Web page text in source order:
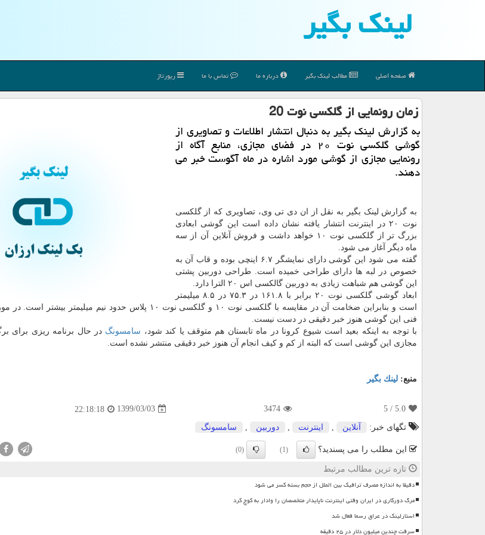
لینك بگیر
صفحه اصلی مطالب لینك بگیر درباره ما تماس با ما رپورتاژ
زمان رونمایی از گلكسی نوت 20
به گزارش لینك بگیر به دنبال انتشار اطلاعات و تصاویری از
گوشی گلكسی نوت ۲۰ در فضای مجازی، منابع آگاه از
رونمایی مجازی از گوشی مورد اشاره در ماه آگوست خبر می
دهند.
به گزارش لینک بگیر به نقل از ان دی تی وی، تصاویری که از گلکسی
نوت ۲۰ در اینترنت انتشار یافته نشان داده است این گوشی ابعادی
بزرگ تر از گلکسی نوت ۱۰ خواهد داشت و فروش آنلاین آن از سه
ماه دیگر آغاز می شود.
گفته می شود این گوشی دارای نمایشگر ۶.۷ اینچی بوده و قاب آن به
خصوص در لبه ها دارای طراحی خمیده است. طراحی دوربین پشتی
این گوشی هم شباهت زیادی به دوربین گالکسی اس ۲۰ الترا دارد.
ابعاد گوشی گلکسی نوت ۲۰ برابر با ۱۶۱.۸ در ۷۵.۳ در ۸.۵ میلیمتر
است و بنابراین ضخامت آن در مقایسه با گلکسی نوت ۱۰ و گلکسی نوت ۱۰ پلاس حدود
فنی این گوشی هنوز خبر دقیقی در دست نیست.
با توجه به اینکه بعید است شیوع کرونا در ماه تابستان هم متوقف یا کند شود، سامسونگ در حال برنامه ریزی برای
مجازی این گوشی است که البته از کم و کیف انجام آن هنوز خبر دقیقی منتشر نشده است.
منبع: لینك بگیر
5.0
/ 5
3474
1399/03/03
22:18:18
تگهای خبر:
آنلاین اینترنت دوربین سامسونگ
این مطلب را می پسندید؟ (1)
(0)
تازه ترین مطالب مرتبط
دقیقا به اندازه مصرف ترافیک بین الملل از حجم بسته کسر می شود
مرگ دورکاری در ایران وقتی اینترنت ناپایدار متخصصان را وادار به کوچ کرد
استارلینک در عراق رسما فعال شد
سرقت چندین میلیون دلار در ۲۵ دقیقه